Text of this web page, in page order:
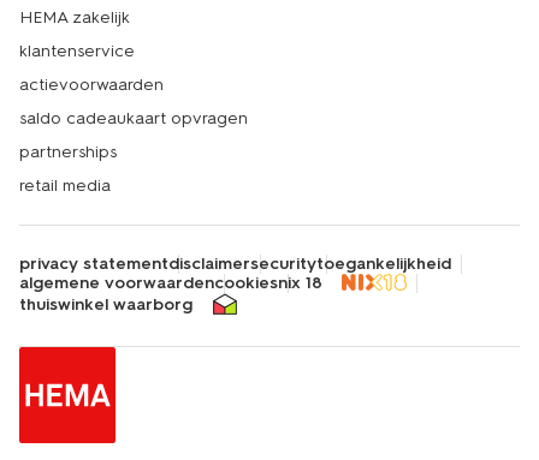
HEMA zakelijk
klantenservice
actievoorwaarden
saldo cadeaukaart opvragen
partnerships
retail media
privacy statementdisclaimersecuritytoegankelijkheid
algemene voorwaardencookiesnix 18
thuiswinkel waarborg